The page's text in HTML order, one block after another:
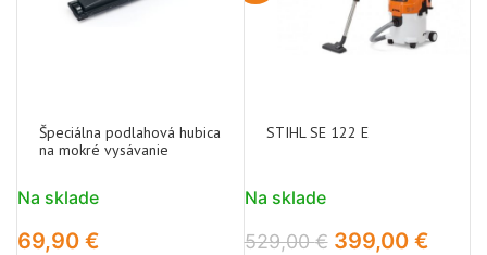
Špeciálna podlahová hubica
na mokré vysávanie
Na sklade
69,90 €
STIHL SE 122 E
Na sklade
529,00€ 399,00 €